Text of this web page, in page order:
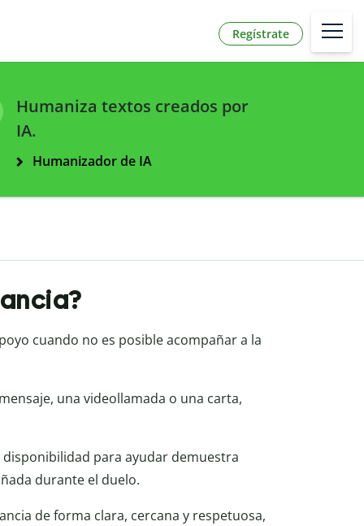
Regístrate
Humaniza textos creados por
IA.
Humanizador de IA
cuando no es posible acompañar a la
una videollamada o una carta,
para ayudar demuestra
durante el duelo.
de forma clara, cercana y respetuosa,